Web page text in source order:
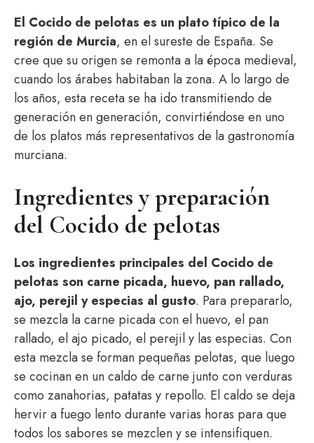
El Cocido de pelotas es un plato típico de la
región de Murcia, en el sureste de España. Se
cree que su origen se remonta a la época medieval,
cuando los árabes habitaban la zona. A lo largo de
los años, esta receta se ha ido transmitiendo de
generación en generación, convirtiéndose en uno
de los platos más representativos de la gastronomía
murciana.
Ingredientes y preparación
del Cocido de pelotas
Los ingredientes principales del Cocido de
pelotas son carne picada, huevo, pan rallado,
ajo, perejil y especias al gusto. Para prepararlo,
se mezcla la carne picada con el huevo, el pan
rallado, el ajo picado, el perejil y las especias. Con
esta mezcla se forman pequeñas pelotas, que luego
se cocinan en un caldo de carne junto con verduras
como zanahorias, patatas y repollo. El caldo se deja
hervir a fuego lento durante varias horas para que
todos los sabores se mezclen y se intensifiquen.